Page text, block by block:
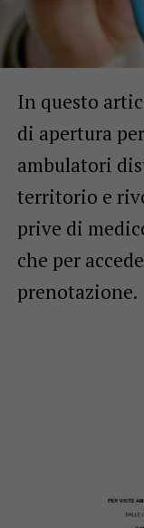
In questo
di apertura
ambulatori
territorio e
prive di
che per
prenotazione.